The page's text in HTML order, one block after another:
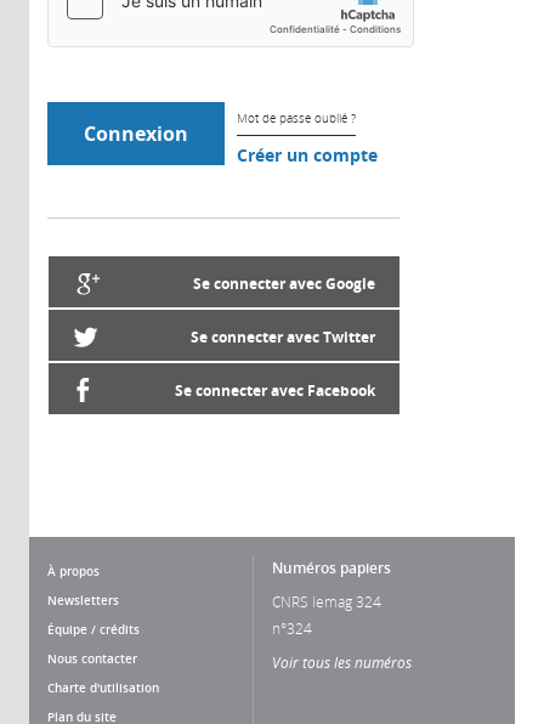
Mot de passe oublié ?
Créer un compte
Se connecter avec Google
Se connecter avec Twitter
Se connecter avec Facebook
À propos
Newsletters
Équipe / crédits
Nous contacter
Charte d'utilisation
Plan du site
Numéros papiers
CNRS lemag 324
n°324
Voir tous les numéros